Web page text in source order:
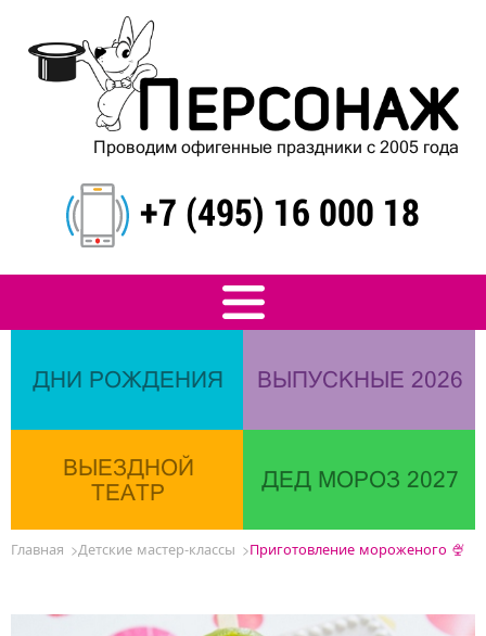
Проводим офигенные праздники с 2005 года
+7 (495) 16 000 18
ДНИ РОЖДЕНИЯ ВЫПУСКНЫЕ 2026
ВЫЕЗДНОЙ
ТЕАТР
ДЕД МОРОЗ 2027
Главная Детские мастер-классы Приготовление мороженого 🍨